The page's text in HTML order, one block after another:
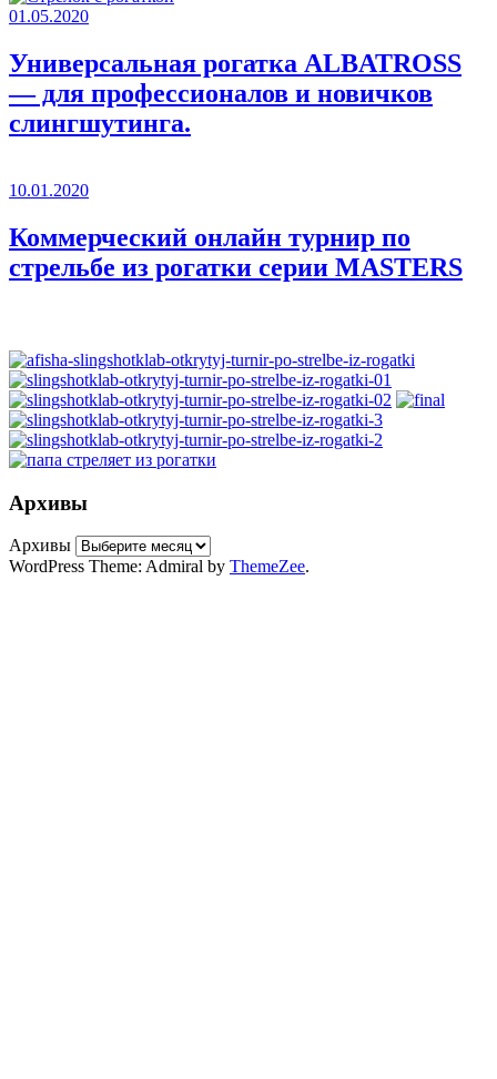
01.05.2020
Универсальная рогатка ALBATROSS
— для профессионалов и новичков
слингшутинга.
10.01.2020
Коммерческий онлайн турнир по
стрельбе из рогатки серии MASTERS
Архивы
Архивы
WordPress Theme: Admiral by ThemeZee.